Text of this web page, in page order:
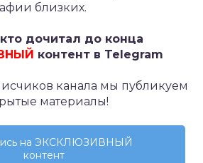
близких.
дочитал до конца
контент в Telegram
канала мы публикуем
материалы!
на ЭКСКЛЮЗИВНЫЙ
контент